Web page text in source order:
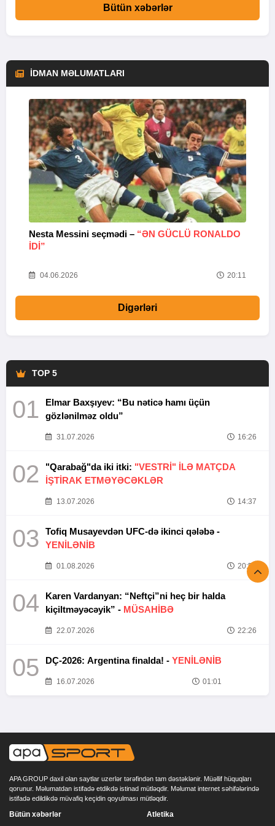
Bütün xəbərlər
İDMAN MƏLUMATLARI
Nesta Messini seçmədi – “ƏN GÜCLÜ RONALDO
IDI”
04.06.2026 20:11
Digərləri
TOP 5
01
Elmar Baxşıyev: “Bu nəticə hamı üçün
gözlənilməz oldu”
31.07.2026 16:26
02 "Qarabağ"da iki itki: "VESTRİ" İLƏ MATÇDA
İŞTİRAK ETMƏYƏCƏKLƏR
13.07.2026 14:37
03
Tofiq Musayevdən UFC-də ikinci qələbə -
YENİLƏNİB
01.08.2026 20:52
04
Karen Vardanyan: “Neftçi”ni heç bir halda
kiçiltməyəcəyik” - MÜSAHİBƏ
22.07.2026 22:26
05 DÇ-2026: Argentina finalda! - YENİLƏNİB
16.07.2026 01:01
APA GROUP daxil olan saytlar uzerlər tərəfindən tam dəstəklənir. Müəllif hüquqları
qorunur. Məlumatdan istifadə etdikdə istinad mütləqdir. Məlumat internet səhifələrində
istifadə edildikdə müvafiq keçidin qoyulması mütləqdir.
Bütün xəbərlər Atletika